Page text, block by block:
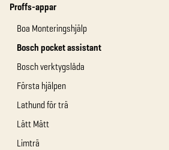
Proffs-appar
Boa Monteringshjälp
Bosch pocket assistant
Bosch verktygslåda
Första hjälpen
Lathund för trä
Lätt Mätt
Limträ